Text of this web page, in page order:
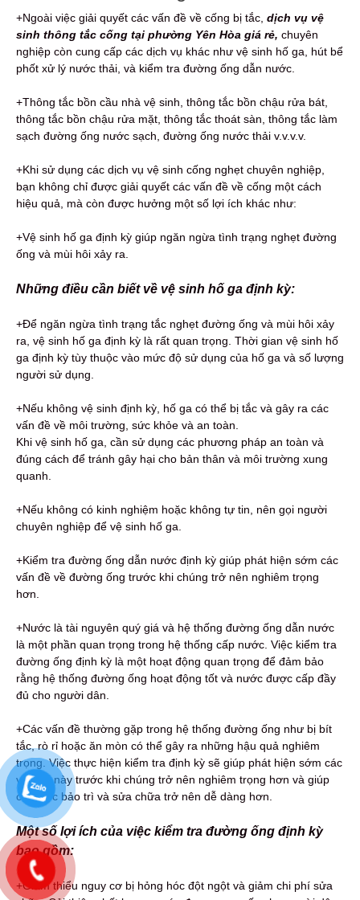
+Ngoài việc giải quyết các vấn đề về cống bị tắc, dịch vụ vệ
sinh thông tắc cống tại phường Yên Hòa giá rẻ, chuyên
nghiệp còn cung cấp các dịch vụ khác như vệ sinh hố ga, hút bể
phốt xử lý nước thải, và kiểm tra đường ống dẫn nước.
+Thông tắc bồn cầu nhà vệ sinh, thông tắc bồn chậu rửa bát,
thông tắc bồn chậu rửa mặt, thông tắc thoát sàn, thông tắc làm
sạch đường ống nước sạch, đường ống nước thải v.v.v.v.
+Khi sử dụng các dịch vụ vệ sinh cống nghẹt chuyên nghiệp,
bạn không chỉ được giải quyết các vấn đề về cống một cách
hiệu quả, mà còn được hưởng một số lợi ích khác như:
+Vệ sinh hố ga định kỳ giúp ngăn ngừa tình trạng nghẹt đường
ống và mùi hôi xảy ra.
Những điều cần biết về vệ sinh hố ga định kỳ:
+Để ngăn ngừa tình trạng tắc nghẹt đường ống và mùi hôi xảy
ra, vệ sinh hố ga định kỳ là rất quan trọng. Thời gian vệ sinh hố
ga định kỳ tùy thuộc vào mức độ sử dụng của hố ga và số lượng
người sử dụng.
+Nếu không vệ sinh định kỳ, hố ga có thể bị tắc và gây ra các
vấn đề về môi trường, sức khỏe và an toàn.
Khi vệ sinh hố ga, cần sử dụng các phương pháp an toàn và
đúng cách để tránh gây hại cho bản thân và môi trường xung
quanh.
+Nếu không có kinh nghiệm hoặc không tự tin, nên gọi người
chuyên nghiệp để vệ sinh hố ga.
+Kiểm tra đường ống dẫn nước định kỳ giúp phát hiện sớm các
vấn đề về đường ống trước khi chúng trở nên nghiêm trọng
hơn.
+Nước là tài nguyên quý giá và hệ thống đường ống dẫn nước
là một phần quan trọng trong hệ thống cấp nước. Việc kiểm tra
đường ống định kỳ là một hoạt động quan trọng để đảm bảo
rằng hệ thống đường ống hoạt động tốt và nước được cấp đầy
đủ cho người dân.
+Các vấn đề thường gặp trong hệ thống đường ống như bị bít
tắc, rò rỉ hoặc ăn mòn có thể gây ra những hậu quả nghiêm
trọng. Việc thực hiện kiểm tra định kỳ sẽ giúp phát hiện sớm các
vấn đề này trước khi chúng trở nên nghiêm trọng hơn và giúp
cho việc bảo trì và sửa chữa trở nên dễ dàng hơn.
Một số lợi ích của việc kiểm tra đường ống định kỳ
bao gồm:
+Giảm thiểu nguy cơ bị hỏng hóc đột ngột và giảm chi phí sửa